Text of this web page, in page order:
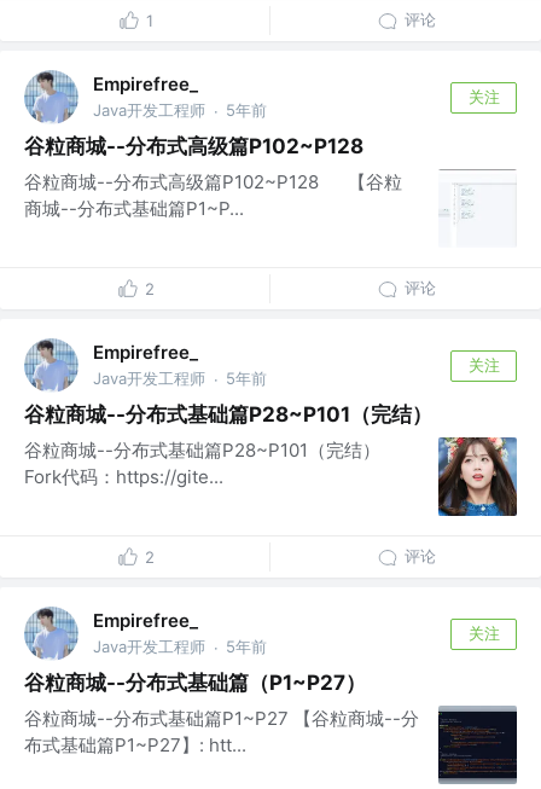
1 评论
Empirefree_
Java开发工程师 · 5年前
关注
谷粒商城--分布式高级篇P102~P128
谷粒商城--分布式高级篇P102~P128 【谷粒
商城--分布式基础篇P1~P...
2 评论
Empirefree_
Java开发工程师 · 5年前
关注
谷粒商城--分布式基础篇P28~P101（完结）
谷粒商城--分布式基础篇P28~P101（完结）
Fork代码：https://gite...
2 评论
Empirefree_
Java开发工程师 · 5年前
关注
谷粒商城--分布式基础篇（P1~P27）
谷粒商城--分布式基础篇P1~P27 【谷粒商城--分
布式基础篇P1~P27】: htt...